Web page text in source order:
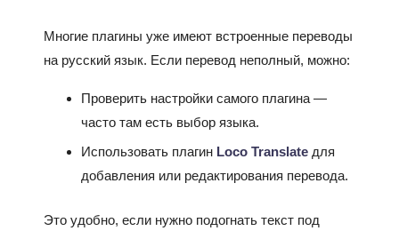
Многие плагины уже имеют встроенные переводы
на русский язык. Если перевод неполный, можно:
Проверить настройки самого плагина —
часто там есть выбор языка.
Использовать плагин Loco Translateдля
добавления или редактирования перевода.
Это удобно, если нужно подогнать текст под